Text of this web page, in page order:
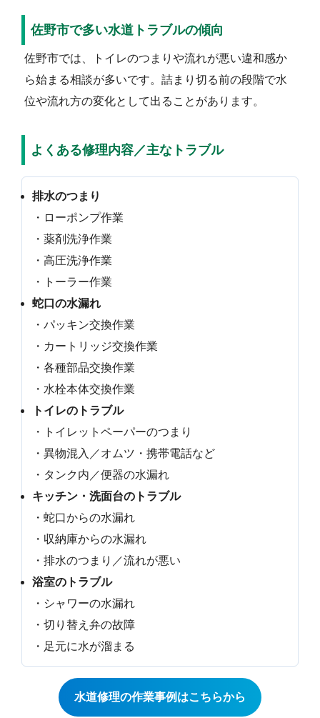
佐野市で多い水道トラブルの傾向
佐野市では、トイレのつまりや流れが悪い違和感か
ら始まる相談が多いです。詰まり切る前の段階で水
位や流れ方の変化として出ることがあります。
よくある修理内容／主なトラブル
排水のつまり
・ローポンプ作業
・薬剤洗浄作業
・高圧洗浄作業
・トーラー作業
蛇口の水漏れ
・パッキン交換作業
・カートリッジ交換作業
・各種部品交換作業
・水栓本体交換作業
トイレのトラブル
・トイレットペーパーのつまり
・異物混入／オムツ・携帯電話など
・タンク内／便器の水漏れ
キッチン・洗面台のトラブル
・蛇口からの水漏れ
・収納庫からの水漏れ
・排水のつまり／流れが悪い
浴室のトラブル
・シャワーの水漏れ
・切り替え弁の故障
・足元に水が溜まる
水道修理の作業事例はこちらから